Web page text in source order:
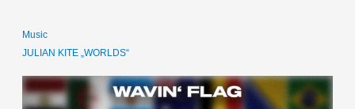
Music
JULIAN KITE „WORLDS“